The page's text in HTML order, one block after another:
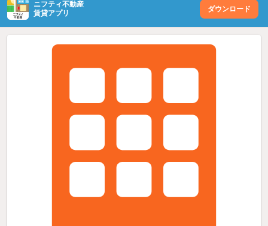
ニフティ不動産
賃貸アプリ
ダウンロード